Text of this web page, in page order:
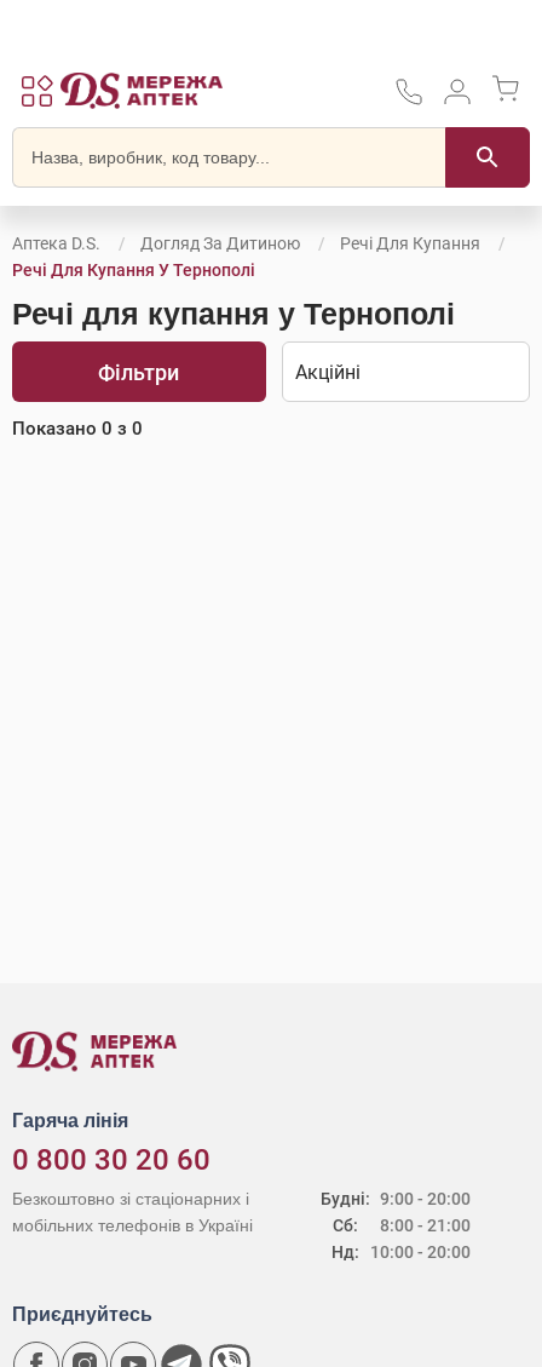
Аптека D.S. Догляд За Дитиною
Речі Для Купання
Речі Для Купання У Тернополі
Речі для купання у Тернополі
Фільтри
Показано 0 з 0
Гаряча лінія
0 800 30 20 60
Будні:
Сб:
Нд:
9:00 - 20:00
8:00 - 21:00
10:00 - 20:00
Безкоштовно зі стаціонарних і
мобільних телефонів в Україні
Приєднуйтесь